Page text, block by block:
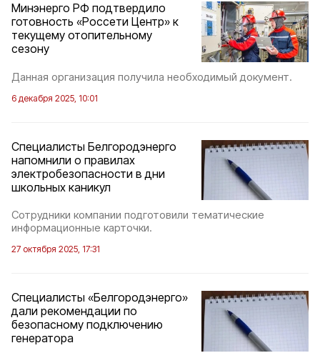
Минэнерго РФ подтвердило
готовность «Россети Центр» к
текущему отопительному
сезону
Данная организация получила необходимый документ.
6 декабря 2025, 10:01
Специалисты Белгородэнерго
напомнили о правилах
электробезопасности в дни
школьных каникул
Сотрудники компании подготовили тематические
информационные карточки.
27 октября 2025, 17:31
Специалисты «Белгородэнерго»
дали рекомендации по
безопасному подключению
генератора